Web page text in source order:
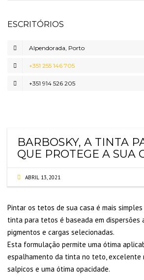
ESCRITÓRIOS
Alpendorada, Porto
+351 255 146 705
+351 914 526 205
BARBOSKY, A TINTA
QUE PROTEGE A SUA
ABRIL 13, 2021
Pintar os tetos de sua casa é mais simples
tinta para tetos é baseada em dispersões
pigmentos e cargas selecionadas.
Esta formulação permite uma ótima
espalhamento da tinta no teto, excelente
salpicos e uma ótima opacidade.